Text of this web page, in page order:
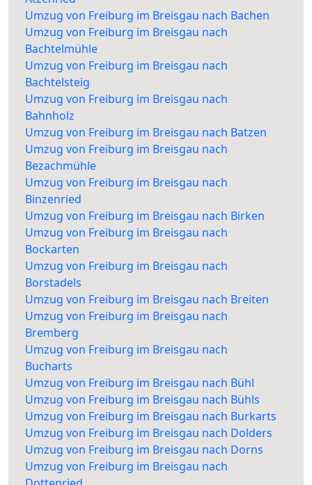
Umzug von Freiburg im Breisgau nach Bachen
Umzug von Freiburg im Breisgau nach
Bachtelmühle
Umzug von Freiburg im Breisgau nach
Bachtelsteig
Umzug von Freiburg im Breisgau nach
Bahnholz
Umzug von Freiburg im Breisgau nach Batzen
Umzug von Freiburg im Breisgau nach
Bezachmühle
Umzug von Freiburg im Breisgau nach
Binzenried
Umzug von Freiburg im Breisgau nach Birken
Umzug von Freiburg im Breisgau nach
Bockarten
Umzug von Freiburg im Breisgau nach
Borstadels
Umzug von Freiburg im Breisgau nach Breiten
Umzug von Freiburg im Breisgau nach
Bremberg
Umzug von Freiburg im Breisgau nach
Bucharts
Umzug von Freiburg im Breisgau nach Bühl
Umzug von Freiburg im Breisgau nach Bühls
Umzug von Freiburg im Breisgau nach Burkarts
Umzug von Freiburg im Breisgau nach Dolders
Umzug von Freiburg im Breisgau nach Dorns
Umzug von Freiburg im Breisgau nach